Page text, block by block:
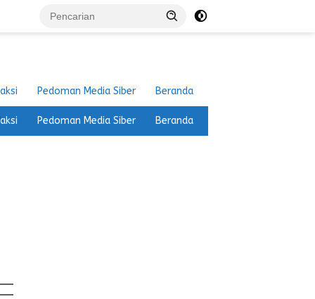
Pedoman Media Siber Beranda
Pedoman Media Siber Beranda